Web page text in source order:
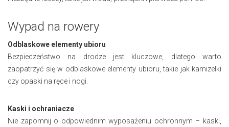
Wypad na rowery
Odblaskowe elementy ubioru
Bezpieczeństwo na drodze jest kluczowe, dlatego warto
zaopatrzyć się w odblaskowe elementy ubioru, takie jak kamizelki
czy opaski na ręce i nogi.
Kaski i ochraniacze
Nie zapomnij o odpowiednim wyposażeniu ochronnym – kaski,